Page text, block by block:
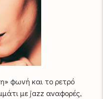
φωνή και το ρετρό
με jazz αναφορές,